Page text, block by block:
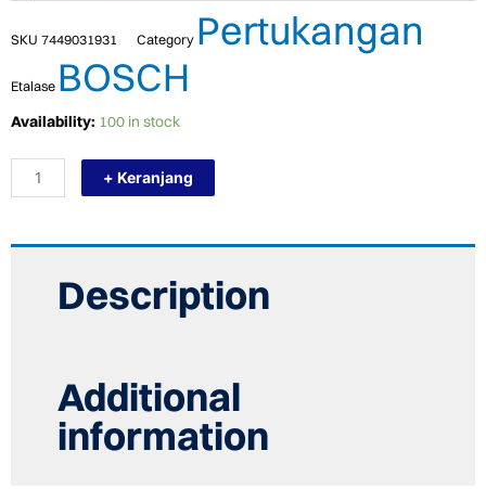
SKU 7449031931 Category Pertukangan
Etalase BOSCH
Availability: 100 in stock
TERMURAH
GBA
BATTERY
PROCORE
+ Keranjang
Description
Additional
information